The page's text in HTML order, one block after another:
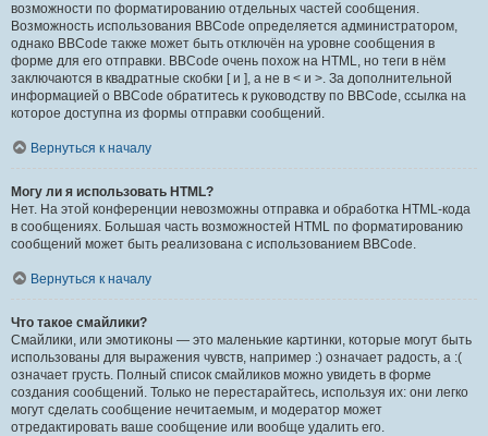
возможности по форматированию отдельных частей сообщения.
Возможность использования BBCode определяется администратором,
однако BBCode также может быть отключён на уровне сообщения в
форме для его отправки. BBCode очень похож на HTML, но теги в нём
заключаются в квадратные скобки [ и ], а не в < и >. За дополнительной
информацией о BBCode обратитесь к руководству по BBCode, ссылка на
которое доступна из формы отправки сообщений.
Вернуться к началу
Могу ли я использовать HTML?
Нет. На этой конференции невозможны отправка и обработка HTML-кода
в сообщениях. Большая часть возможностей HTML по форматированию
сообщений может быть реализована с использованием BBCode.
Вернуться к началу
Что такое смайлики?
Смайлики, или эмотиконы — это маленькие картинки, которые могут быть
использованы для выражения чувств, например :) означает радость, а :(
означает грусть. Полный список смайликов можно увидеть в форме
создания сообщений. Только не перестарайтесь, используя их: они легко
могут сделать сообщение нечитаемым, и модератор может
отредактировать ваше сообщение или вообще удалить его.